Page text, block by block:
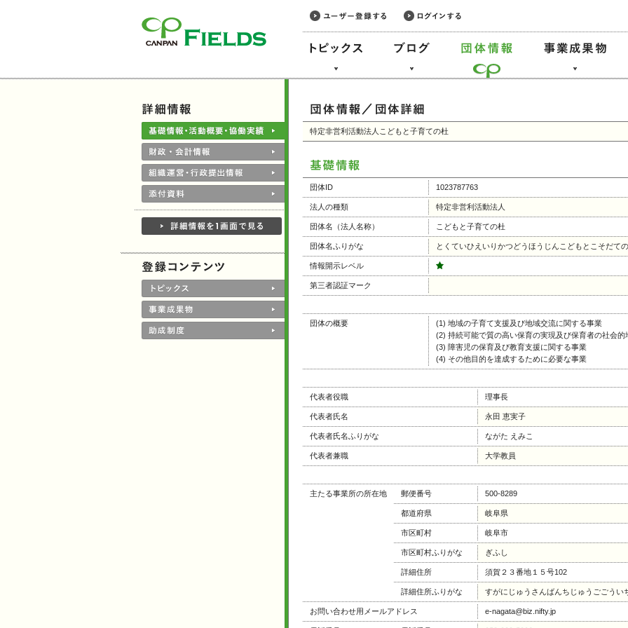
特定非営利活動法人こどもと子育ての杜
団体ID 1023787763
法人の種類 特定非営利活動法人
団体名（法人名称） こどもと子育ての杜
団体名ふりがな とくていひえいりかつどうほうじんこどもとこそだて
情報開示レベル
第三者認証マーク
団体の概要
(1) 地域の子育て支援及び地域交流に関する事業
(2) 持続可能で質の高い保育の実現及び保育者の社会
(3) 障害児の保育及び教育支援に関する事業
(4) その他目的を達成するために必要な事業
代表者役職 理事長
代表者氏名 永田 恵実子
代表者氏名ふりがな ながた えみこ
代表者兼職 大学教員
主たる事業所の所在地 郵便番号 500-8289
都道府県 岐阜県
市区町村 岐阜市
市区町村ふりがな ぎふし
詳細住所 須賀２３番地１５号102
詳細住所ふりがな すがにじゅうさんばんちじゅうごごうい
お問い合わせ用メールアドレス e-nagata@biz.nifty.jp